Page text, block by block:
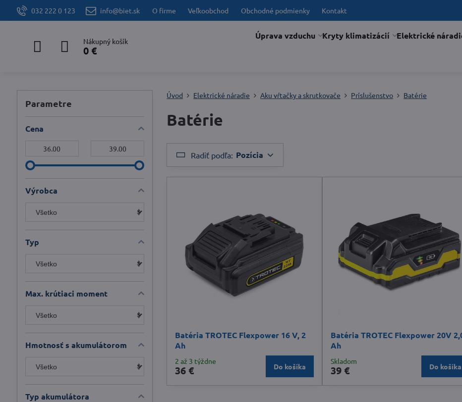
032 222 0 123 info@biet.sk O firme Veľkoobchod Obchodné podmienky Kontakt
Nákupný košík
0 €
Úprava vzduchu Kryty klimatizácií Elektrické
Úvod Elektrické náradie Aku vŕtačky a skrutkovače Príslušenstvo Batérie
Batérie
Radiť podľa: Pozícia
Batéria TROTEC Flexpower 16 V, 2
Ah
2 až 3 týždne
36 € Do košíka
Batéria TROTEC Flexpower 20V
Ah
Skladom
39 € Do košíka
Parametre
Cena
Výrobca
Typ
Max. krútiaci moment
Hmotnosť s akumulátorom
Typ akumulátora